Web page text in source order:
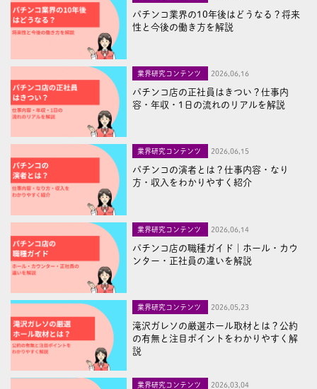
パチンコ業界の10年後はどうなる？将来
性と今後の働き方を解説
業界研究コンテンツ 2026,06,16
パチンコ店の正社員はきつい？仕事内
容・年収・1日の流れのリアルを解説
業界研究コンテンツ 2026,06,15
パチンコの演者とは？仕事内容・なり
方・収入をわかりやすく紹介
業界研究コンテンツ 2026,06,14
パチンコ店の職種ガイド｜ホール・カウ
ンター・正社員の違いを解説
業界研究コンテンツ 2026,05,23
滝沢ガレソの厳選ホール取材とは？公約
の有無と注目ポイントをわかりやすく解
説
業界研究コンテンツ 2026,03,04